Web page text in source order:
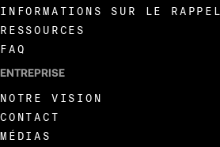
INFORMATIONS SUR LE RAPPEL
RESSOURCES
FAQ
ENTREPRISE
NOTRE VISION
CONTACT
MÉDIAS